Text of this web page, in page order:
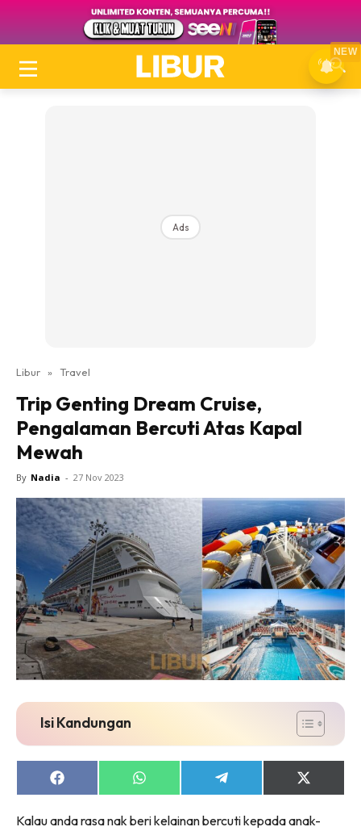
Ads
Libur » Travel
Trip Genting Dream Cruise,
Pengalaman Bercuti Atas Kapal
Mewah
By Nadia - 27 Nov 2023
Isi Kandungan
Share
on
Share
on
Share
on
Share
on
(Twitter)
Kalau anda rasa nak beri kelainan bercuti kepada anak-
NEW